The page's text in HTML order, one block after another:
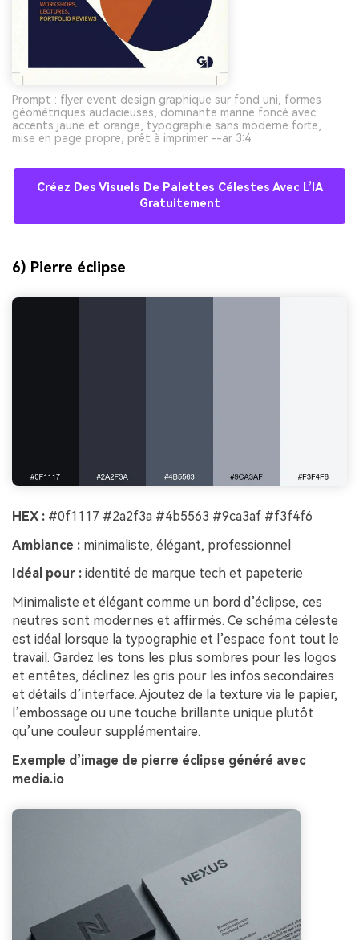
Prompt : flyer event design graphique sur fond uni, formes
géométriques audacieuses, dominante marine foncé avec
accents jaune et orange, typographie sans moderne forte,
mise en page propre, prêt à imprimer --ar 3:4
Créez Des Visuels De Palettes Célestes Avec L’IA
Gratuitement
6) Pierre éclipse
HEX : #0f1117 #2a2f3a #4b5563 #9ca3af #f3f4f6
Ambiance : minimaliste, élégant, professionnel
Idéal pour : identité de marque tech et papeterie
Minimaliste et élégant comme un bord d’éclipse, ces
neutres sont modernes et affirmés. Ce schéma céleste
est idéal lorsque la typographie et l’espace font tout le
travail. Gardez les tons les plus sombres pour les logos
et entêtes, déclinez les gris pour les infos secondaires
et détails d’interface. Ajoutez de la texture via le papier,
l’embossage ou une touche brillante unique plutôt
qu’une couleur supplémentaire.
Exemple d’image de pierre éclipse généré avec
media.io